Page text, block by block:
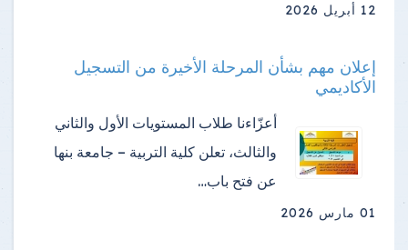
12 أبريل 2026
إعلان مهم بشأن المرحلة الأخيرة من التسجيل
الأكاديمي
أعزّاءنا طلاب المستويات الأول والثاني
والثالث، تعلن كلية التربية – جامعة بنها
عن فتح باب…
01 مارس 2026